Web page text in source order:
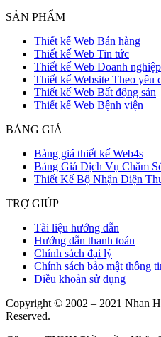
SẢN PHẨM
Thiết kế Web Bán hàng
Thiết kế Web Tin tức
Thiết kế Web Doanh nghiệp
Thiết kế Website Theo yêu
Thiết kế Web Bất động sản
Thiết kế Web Bệnh viện
BẢNG GIÁ
Bảng giá thiết kế Web4s
Bảng Giá Dịch Vụ Chăm
Thiết Kế Bộ Nhận Diện
TRỢ GIÚP
Tài liệu hướng dẫn
Hướng dẫn thanh toán
Chính sách đại lý
Chính sách bảo mật thông
Điều khoản sử dụng
Copyright © 2002 – 2021 Nhan
Reserved.